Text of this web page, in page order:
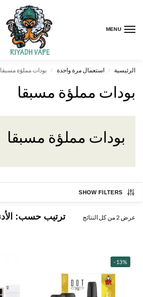
MENU
الرئيسية / استعمال مرة واحدة / بودات مملؤة مسبقا
بودات مملؤة مسبقا
بودات مملؤة مسبقا
SHOW FILTERS
عرض ⁦2⁩ من كل النتائج
-13%